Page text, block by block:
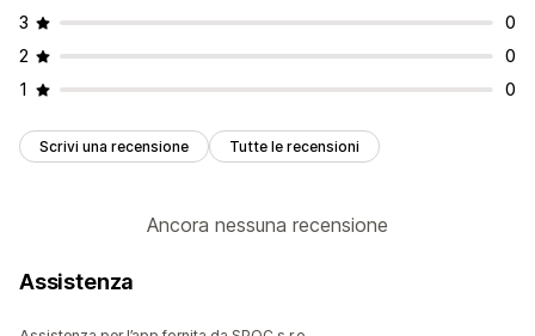
3
0
2
0
1
0
Scrivi una recensione Tutte le recensioni
Ancora nessuna recensione
Assistenza